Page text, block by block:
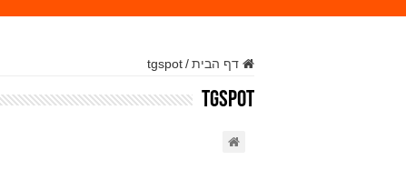
דף הבית/
tgspot
tgspot